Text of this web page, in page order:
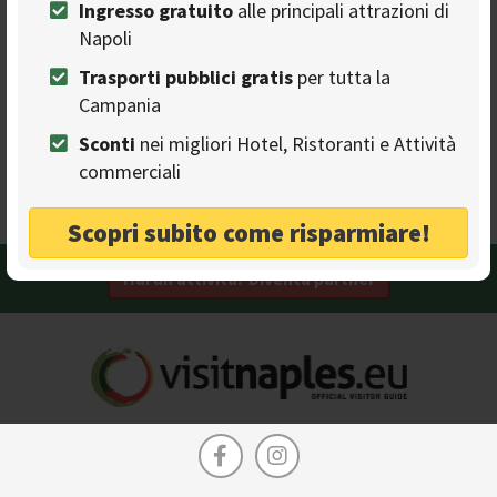
Ingresso gratuito alle principali attrazioni di
Napoli
Trasporti pubblici gratis per tutta la
Campania
Sconti nei migliori Hotel, Ristoranti e Attività
commerciali
Scopri subito come risparmiare!
Agriturismo La Petrosa
HOLIDAY HOUSES
Camping
Ceraso - Via Fabbrica 112
Hai un attività? Diventa partner